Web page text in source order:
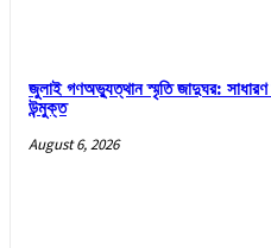
জুলাই গণঅভ্যুত্থান স্মৃতি জাদুঘর: সাধারণ
উন্মুক্ত
August 6, 2026